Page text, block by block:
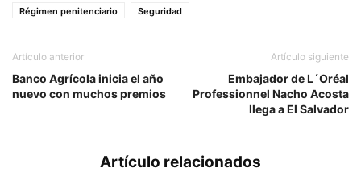
Régimen penitenciario
Seguridad
Artículo anterior
Banco Agrícola inicia el año
nuevo con muchos premios
Artículo siguiente
Embajador de L´Oréal
Professionnel Nacho Acosta
llega a El Salvador
Artículo relacionados